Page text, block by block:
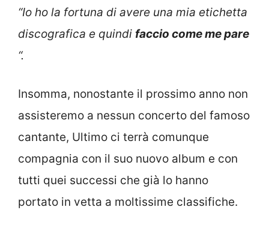
“Io ho la fortuna di avere una mia etichetta
discografica e quindi faccio come me pare
“.
Insomma, nonostante il prossimo anno non
assisteremo a nessun concerto del famoso
cantante, Ultimo ci terrà comunque
compagnia con il suo nuovo album e con
tutti quei successi che già lo hanno
portato in vetta a moltissime classifiche.